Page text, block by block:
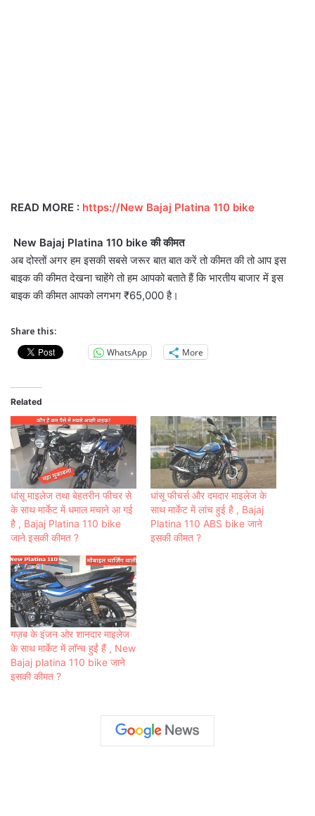
READ MORE : https://New Bajaj Platina 110 bike
New Bajaj Platina 110 bike की कीमत
अब दोस्तों अगर हम इसकी सबसे जरूर बात बात करें तो कीमत की तो आप इस
बाइक की कीमत देखना चाहेंगे तो हम आपको बताते हैं कि भारतीय बाजार में इस
बाइक की कीमत आपको लगभग ₹65,000 है।
Share this:
WhatsApp
More
Related
धांसू माइलेज तथा बेहतरीन फीचर से
के साथ मार्केट में धमाल मचाने आ गई
है , Bajaj Platina 110 bike
जाने इसकी कीमत ?
धांसू फीचर्स और दमदार माइलेज के
साथ मार्केट में लांच हुई है , Bajaj
Platina 110 ABS bike जाने
इसकी कीमत ?
गज़ब के इंजन ओर शानदार माइलेज
के साथ मार्केट में लॉन्च हुईं हैं , New
Bajaj platina 110 bike जाने
इसकी कीमत ?